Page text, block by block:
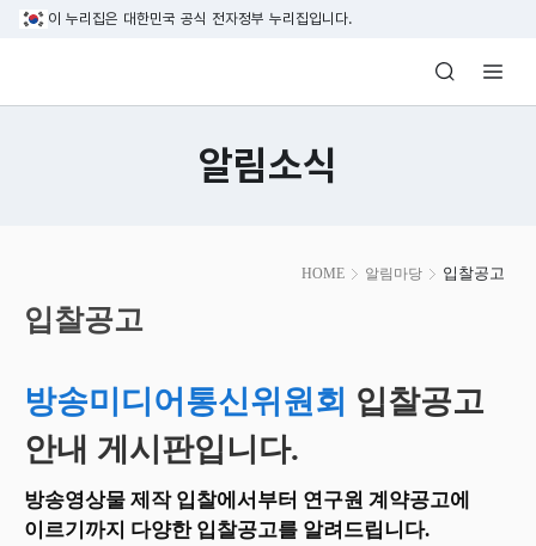
본문 바로가기
이 누리집은 대한민국 공식 전자정부 누리집입니다.
방송미디어통신위원회 Korea Media
알림소식
HOME 알림마당 입찰공고
시
작
입찰공고
방송미디어통신위원회 입찰공고
안내 게시판입니다.
방송영상물 제작 입찰에서부터 연구원 계약공고에
이르기까지 다양한 입찰공고를 알려드립니다.